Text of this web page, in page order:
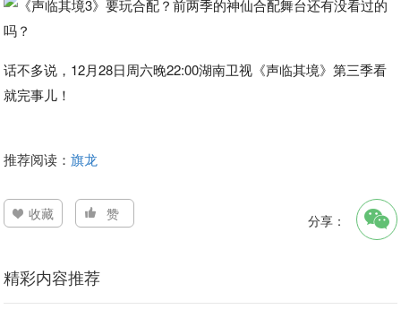
话不多说，12月28日周六晚22:00湖南卫视《声临其境》第三季看
就完事儿！
推荐阅读：旗龙
收藏 赞 分享：
精彩内容推荐